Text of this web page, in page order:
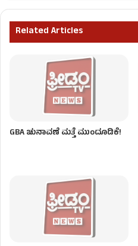
Related Articles
GBA ಚುನಾವಣೆ ಮತ್ತೆ ಮುಂದೂಡಿಕೆ!